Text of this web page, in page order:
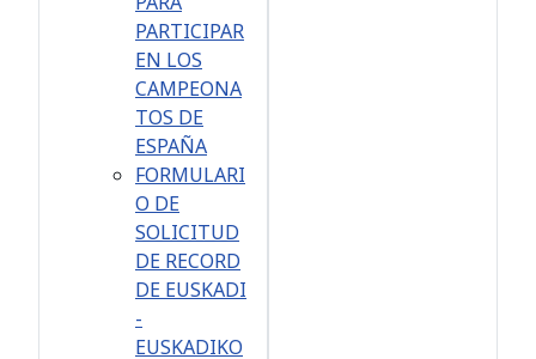
PARTICIPAR
EN LOS
CAMPEONA
TOS DE
ESPAÑA
FORMULARI
O DE
SOLICITUD
DE RECORD
DE EUSKADI
-
EUSKADIKO